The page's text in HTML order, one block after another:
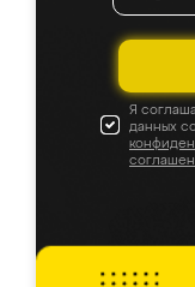
Я
данных